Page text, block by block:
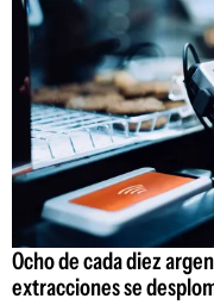
Ocho de cada diez
extracciones se